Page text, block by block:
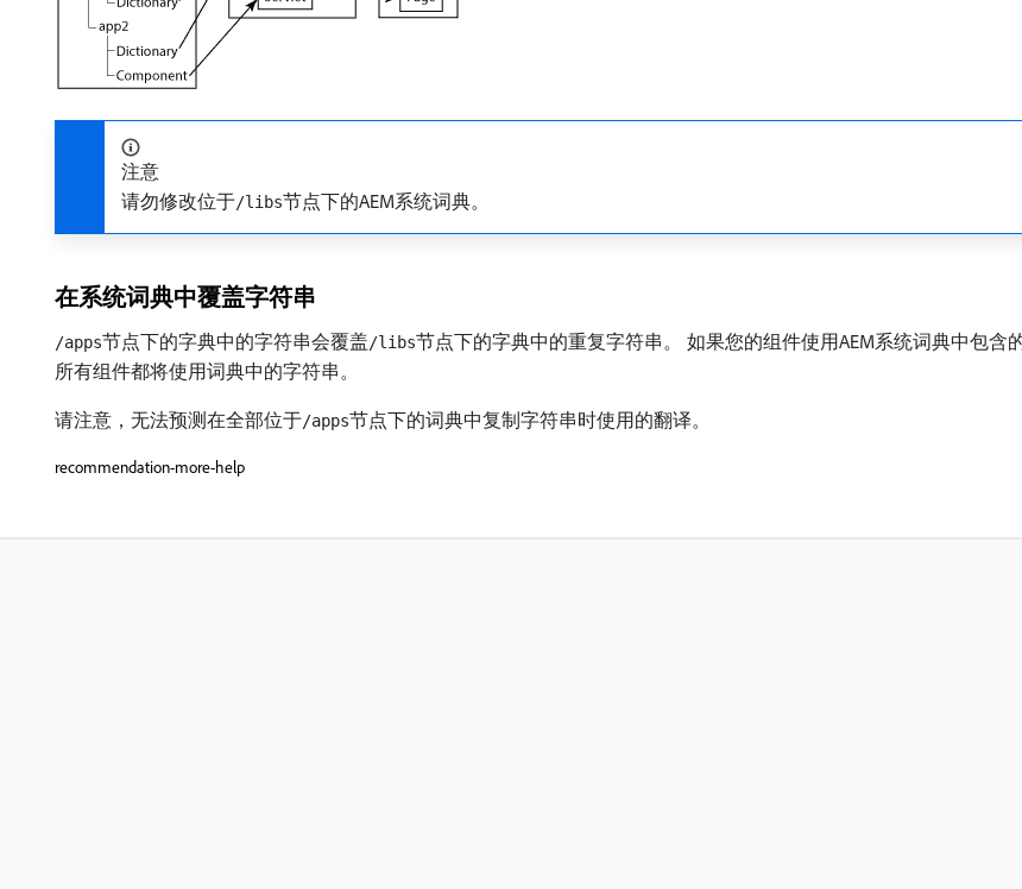
注意
请勿修改位于/libs节点下的AEM系统词典。
在系统词典中覆盖字符串
/apps节点下的字典中的字符串会覆盖/libs节点下的字典中的重复字符串。 如果您的组件使用AEM系统词典中包含
所有组件都将使用词典中的字符串。
请注意，无法预测在全部位于/apps节点下的词典中复制字符串时使用的翻译。
recommendation-more-help